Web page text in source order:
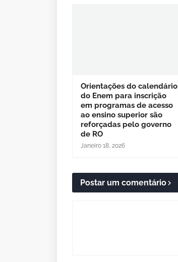
Orientações do calendário
do Enem para inscrição
em programas de acesso
ao ensino superior são
reforçadas pelo governo
de RO
Janeiro 18, 2026
Postar um comentário